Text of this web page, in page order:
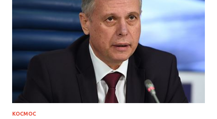
КОСМОС